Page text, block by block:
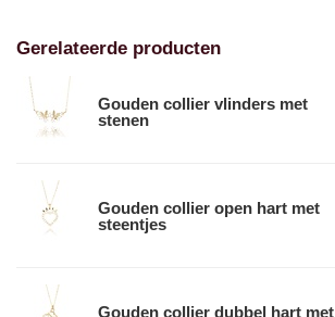
Gerelateerde producten
Gouden collier vlinders met
stenen
Gouden collier open hart met
steentjes
Gouden collier dubbel hart met